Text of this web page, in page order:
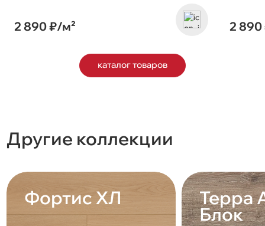
2 890 ₽/м² 2
каталог товаров
Другие коллекции
Фортис ХЛ Терра
Блок